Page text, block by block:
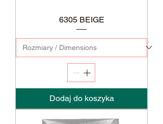
6305 BEIGE
Dodaj do koszyka